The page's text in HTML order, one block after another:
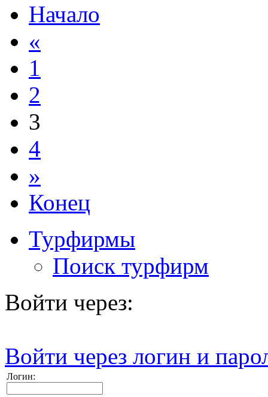
Начало
«
1
2
3
4
»
Конец
Турфирмы
Поиск турфирм
Войти через:
Войти через логин и
Логин: